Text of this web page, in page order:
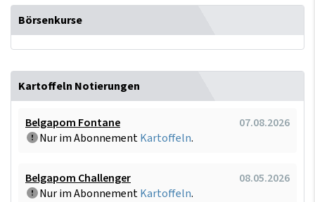
Börsenkurse
Kartoffeln Notierungen
Belgapom Fontane
07.08.2026
Nur im AbonnementKartoffeln.
Belgapom Challenger
08.05.2026
Nur im AbonnementKartoffeln.